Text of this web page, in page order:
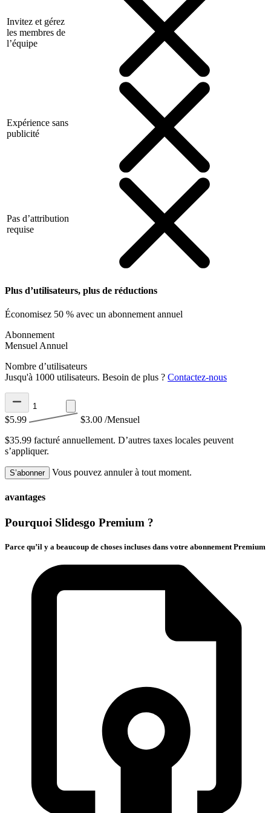
Invitez et gérez
les membres de
l’équipe
Expérience sans
publicité
Pas d’attribution
requise
Plus d’utilisateurs, plus de réductions
Économisez 50 % avec un abonnement annuel
Abonnement
Mensuel Annuel
Nombre d’utilisateurs
Jusqu'à 1000 utilisateurs. Besoin de plus ? Contactez-nous
$5.99 $3.00 /Mensuel
$35.99 facturé annuellement. D’autres taxes locales peuvent
s’appliquer.
S’abonner Vous pouvez annuler à tout moment.
avantages
Pourquoi Slidesgo Premium ?
Parce qu’il y a beaucoup de choses incluses dans votre abonnement Premium